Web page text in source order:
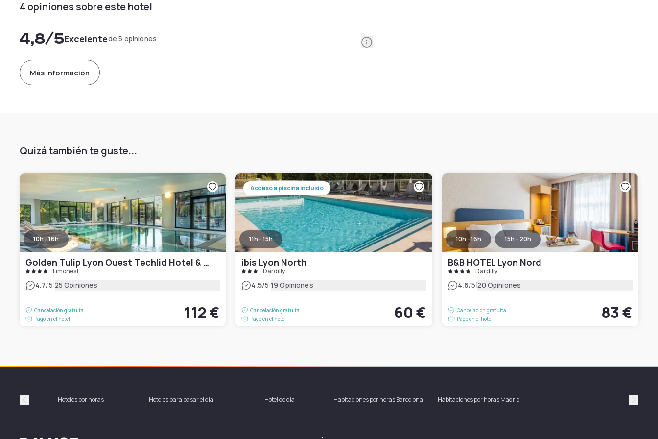
4 opiniones sobre este hotel
4,8/5Excelentede 5 opiniones Information
Más información
Quizá también te guste...
10h - 16h
Golden Tulip Lyon Ouest Techlid Hotel & Spa
Limonest
4.7/5|25 Opiniones
Cancelación gratuita
Pago en el hotel
112 €
Acceso a piscina incluido
11h - 15h
ibis Lyon North
Dardilly
4.5/5|19 Opiniones
Cancelación gratuita
Pago en el hotel
60 €
10h - 16h 15h - 20h
B&B HOTEL Lyon Nord
Dardilly
4.6/5|20 Opiniones
Cancelación gratuita
Pago en el hotel
83 €
PrécédentHoteles por horas Hoteles para pasar el día Hotel de día Habitaciones por horas Barcelona Habitaciones por horas Madrid